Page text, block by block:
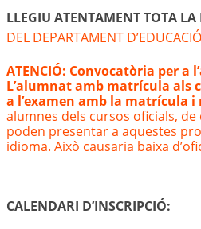
LLEGIU ATENTAMENT TOTA
DEL DEPARTAMENT D’EDUCACIÓ
ATENCIÓ: Convocatòria per a
L’alumnat amb matrícula als
a l’examen amb la matrícula i
alumnes dels cursos oficials, de
poden presentar a aquestes
idioma. Això causaria baixa
CALENDARI D’INSCRIPCIÓ: